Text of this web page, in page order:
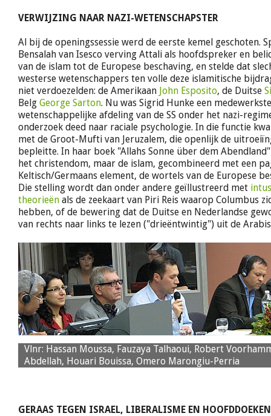
VERWIJZING NAAR NAZI-WETENSCHAPSTER
Al bij de openingssessie werd de eerste kemel geschoten.
Bensalah van Isesco verving Attali als hoofdspreker en
van de islam tot de Europese beschaving, en stelde dat
westerse wetenschappers ten volle deze islamitische
niet verdoezelden: de Amerikaan John Esposito, de Duitse
Belg George Sarton. Nu was Sigrid Hunke een
wetenschappelijke afdeling van de SS onder het nazi-
onderzoek deed naar raciale psychologie. In die functie
met de Groot-Mufti van Jeruzalem, die openlijk de
bepleitte. In haar boek "Allahs Sonne über dem
het christendom, maar de islam, gecombineerd met een
Keltisch/Germaans element, de wortels van de Europese
Die stelling wordt dan onder andere geïllustreerd met
theorieën als de zeekaart van Piri Reis waarop Columbus
hebben, of de bewering dat de Duitse en Nederlandse
van rechts naar links te lezen ("drieëntwintig") uit de
Vlnr: Hassan Moussa, Fauzaya Talhaoui, Robert
Abdellah, Houari Bouissa, Omero Marongiu-Perria
GERAAS TEGEN ISRAEL, LIBERALISME EN